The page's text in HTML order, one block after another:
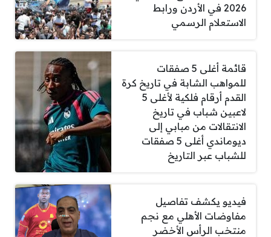
2026 في الأردن ورابط
الاستعلام الرسمي
قائمة أغلى 5 صفقات
للمواهب الشابة في تاريخ كرة
القدم أرقام فلكية لأغلى 5
لاعبين شباب في تاريخ
الانتقالات من مبابي إلى
ديوماندي أغلى 5 صفقات
للشباب عبر التاريخ
فيديو يكشف تفاصيل
مفاوضات الأهلي مع نجم
منتخب الرأس الأخضر